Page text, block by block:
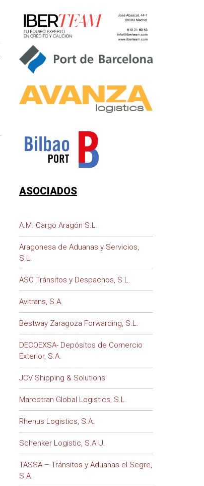
ASOCIADOS
A.M. Cargo Aragón S.L.
Aragonesa de Aduanas y Servicios,
S.L.
ASO Tránsitos y Despachos, S.L.
Avitrans, S.A.
Bestway Zaragoza Forwarding, S.L.
DECOEXSA- Depósitos de Comercio
Exterior, S.A.
JCV Shipping & Solutions
Marcotran Global Logistics, S.L.
Rhenus Logistics, S.A.
Schenker Logistic, S.A.U.
TASSA – Tránsitos y Aduanas el Segre,
S.A.